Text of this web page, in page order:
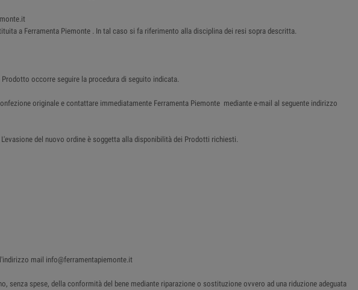
a Ferramenta Piemonte . In tal caso si fa riferimento alla disciplina dei resi sopra descritta.
occorre seguire la procedura di seguito indicata.
originale e contattare immediatamente Ferramenta Piemonte mediante e-mail al seguente indirizzo
del nuovo ordine è soggetta alla disponibilità dei Prodotti richiesti.
mail info@ferramentapiemonte.it
senza spese, della conformità del bene mediante riparazione o sostituzione ovvero ad una riduzione adeguata